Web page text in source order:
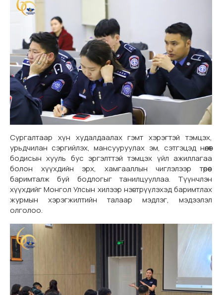
Сургалтаар хүн худалдаалах гэмт хэрэгтэй тэмцэх,
урьдчилан сэргийлэх, мансууруулах эм, сэтгэцэд нөлөөт
бодисын хууль бус эргэлттэй тэмцэх үйл ажиллагаа
болон хүүхдийн эрх, хамгааллын чиглэлээр төрөөс
баримталж буй бодлогыг танилцууллаа. Түүнчлэн
хүүхдийг Монгол Улсын хилээр нэвтрүүлэхэд баримтлах
журмын хэрэгжилтийн талаар мэдлэг, мэдээлэл
олголоо.